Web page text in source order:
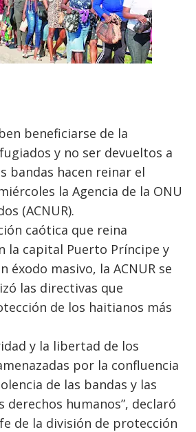
beneficiarse de la
y no ser devueltos a
bandas hacen reinar el
la Agencia de la ONU
(ACNUR).
caótica que reina
la capital Puerto Príncipe y
éxodo masivo, la ACNUR se
las directivas que
de los haitianos más
y la libertad de los
por la confluencia
de las bandas y las
derechos humanos”, declaró
de la división de protección